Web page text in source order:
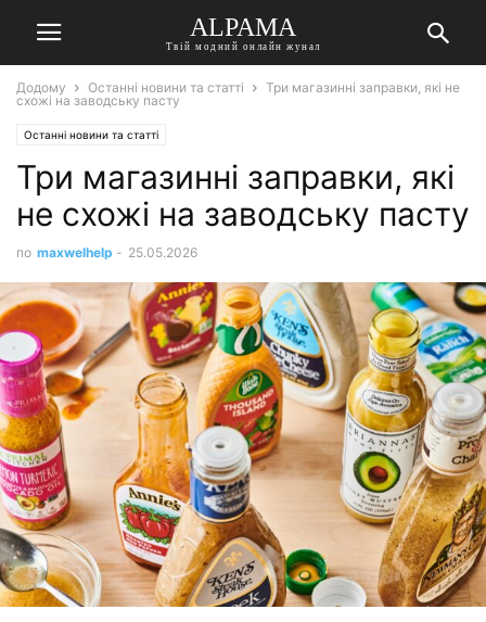
ALPAMA
Твій модний онлайн жунал
Додому Останні новини та статті
Три магазинні заправки, які не
схожі на заводську пасту
Останні новини та статті
Три магазинні заправки, які
не схожі на заводську пасту
по maxwelhelp - 25.05.2026